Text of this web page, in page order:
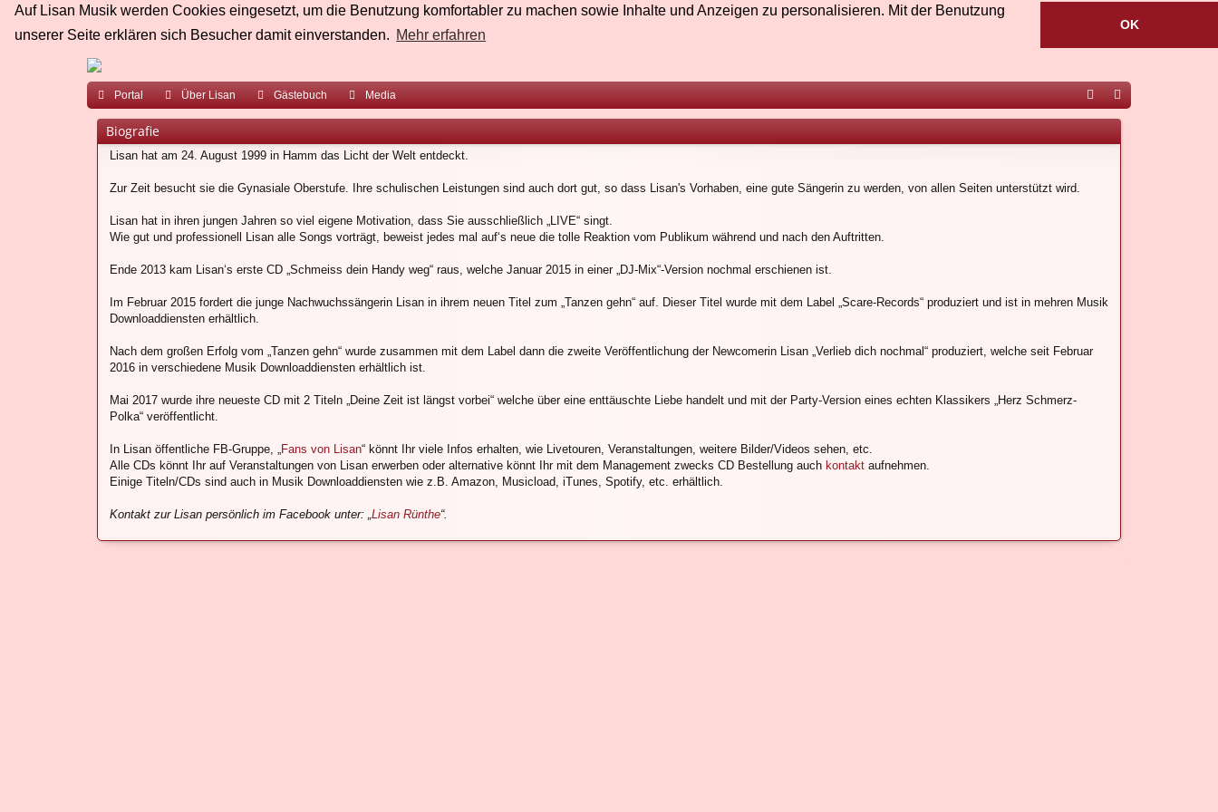
Auf Lisan Musik werden Cookies eingesetzt, um die Benutzung komfortabler zu machen sowie Inhalte und Anzeigen zu personalisieren. Mit der Benutzung
unserer Seite erklären sich Besucher damit einverstanden. Mehr erfahren
OK
Portal Über Lisan Gästebuch Media
ac ou
Biografie
Lisan hat am 24. August 1999 in Hamm das Licht der Welt entdeckt.
Zur Zeit besucht sie die Gynasiale Oberstufe. Ihre schulischen Leistungen sind auch dort gut, so dass Lisan's Vorhaben, eine gute Sängerin zu werden, von allen Seiten unterstützt wird.
Lisan hat in ihren jungen Jahren so viel eigene Motivation, dass Sie ausschließlich „LIVE“ singt.
Wie gut und professionell Lisan alle Songs vorträgt, beweist jedes mal auf‘s neue die tolle Reaktion vom Publikum während und nach den Auftritten.
Ende 2013 kam Lisan‘s erste CD „Schmeiss dein Handy weg“ raus, welche Januar 2015 in einer „DJ-Mix“-Version nochmal erschienen ist.
Im Februar 2015 fordert die junge Nachwuchssängerin Lisan in ihrem neuen Titel zum „Tanzen gehn“ auf. Dieser Titel wurde mit dem Label „Scare-Records“ produziert und ist in mehren Musik
Downloaddiensten erhältlich.
Nach dem großen Erfolg vom „Tanzen gehn“ wurde zusammen mit dem Label dann die zweite Veröffentlichung der Newcomerin Lisan „Verlieb dich nochmal“ produziert, welche seit Februar
2016 in verschiedene Musik Downloaddiensten erhältlich ist.
Mai 2017 wurde ihre neueste CD mit 2 Titeln „Deine Zeit ist längst vorbei“ welche über eine enttäuschte Liebe handelt und mit der Party-Version eines echten Klassikers „Herz Schmerz-
Polka“ veröffentlicht.
In Lisan öffentliche FB-Gruppe, „Fans von Lisan“ könnt Ihr viele Infos erhalten, wie Livetouren, Veranstaltungen, weitere Bilder/Videos sehen, etc.
Alle CDs könnt Ihr auf Veranstaltungen von Lisan erwerben oder alternative könnt Ihr mit dem Management zwecks CD Bestellung auch kontakt aufnehmen.
Einige Titeln/CDs sind auch in Musik Downloaddiensten wie z.B. Amazon, Musicload, iTunes, Spotify, etc. erhältlich.
Kontakt zur Lisan persönlich im Facebook unter: „Lisan Rünthe“.